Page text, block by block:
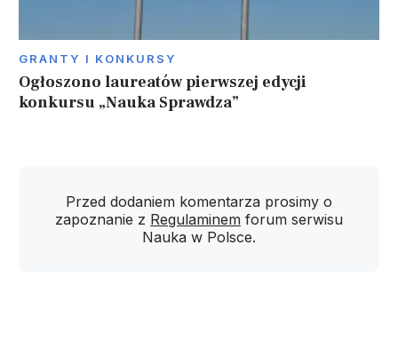
GRANTY I KONKURSY
Ogłoszono laureatów pierwszej edycji
konkursu „Nauka Sprawdza”
Przed dodaniem komentarza prosimy o
zapoznanie z Regulaminem forum serwisu
Nauka w Polsce.